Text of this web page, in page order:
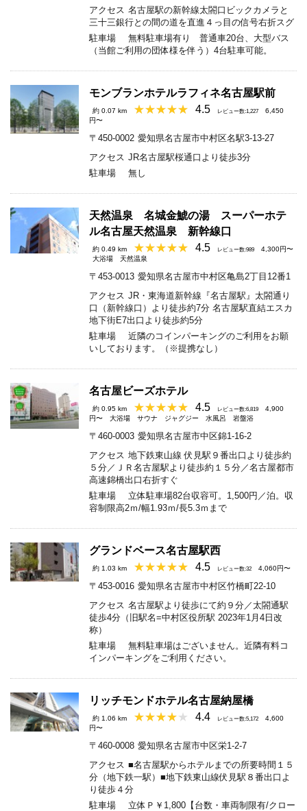
アクセス 名古屋駅の新幹線太閤口ビックカメラと
三十三銀行との間の道を直進４っ目の信号右折スグ
駐車場
無料駐車場有り 普通車20台、大型バス
（当館ご利用の団体様を伴う）4台駐車可能。
モンブランホテルラフィネ名古屋駅前
約 0.07 km 4.5 レビュー数:1,227
6,450
円〜
〒450-0002 愛知県名古屋市中村区名駅3-13-27
アクセス JR名古屋駅桜通口より徒歩3分
駐車場
無し
天然温泉 名城金鯱の湯 スーパーホテ
ル名古屋天然温泉 新幹線口
約 0.49 km 4.5 レビュー数:989
4,300円〜
大浴場
天然温泉
〒453-0013 愛知県名古屋市中村区亀島2丁目12番1
アクセス JR・東海道新幹線『名古屋駅』太閤通り
口（新幹線口）より徒歩約7分 名古屋駅直結エスカ
地下街E7出口より徒歩約5分
駐車場
近隣のコインパーキングのご利用をお願
いしております。（※提携なし）
名古屋ビーズホテル
約 0.95 km 4.5 レビュー数:6,819
4,900
円〜
大浴場 サウナ ジャグジー 水風呂 岩盤浴
〒460-0003 愛知県名古屋市中区錦1-16-2
アクセス 地下鉄東山線 伏見駅９番出口より徒歩約
５分／ＪＲ名古屋駅より徒歩約１５分／名古屋都市
高速錦橋出口右折すぐ
駐車場
立体駐車場82台収容可。1,500円／泊。収
容制限高2ｍ/幅1.93ｍ/長5.3ｍまで
グランドベース名古屋駅西
約 1.03 km 4.5 レビュー数:32 4,060円〜
〒453-0016 愛知県名古屋市中村区竹橋町22-10
アクセス 名古屋駅より徒歩にて約９分／太閤通駅
徒歩4分（旧駅名=中村区役所駅 2023年1月4日改
称）
駐車場
無料駐車場はございません。近隣有料コ
インパーキングをご利用ください。
リッチモンドホテル名古屋納屋橋
約 1.06 km 4.4 レビュー数:5,172
4,600
円〜
〒460-0008 愛知県名古屋市中区栄1-2-7
アクセス ■名古屋駅からホテルまでの所要時間１５
分（地下鉄一駅）■地下鉄東山線伏見駅８番出口よ
り徒歩４分
駐車場
立体Ｐ￥1,800【台数・車両制限有/クロー